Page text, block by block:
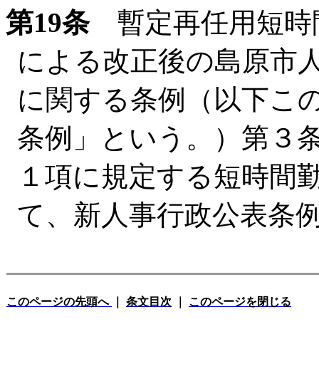
第19条暫定再任用短時
による改正後の島原市
に関する条例（以下こ
条例」という。）第３
１項に規定する短時間
て、新人事行政公表条
このページの先頭へ 条文目次 このページを閉じる